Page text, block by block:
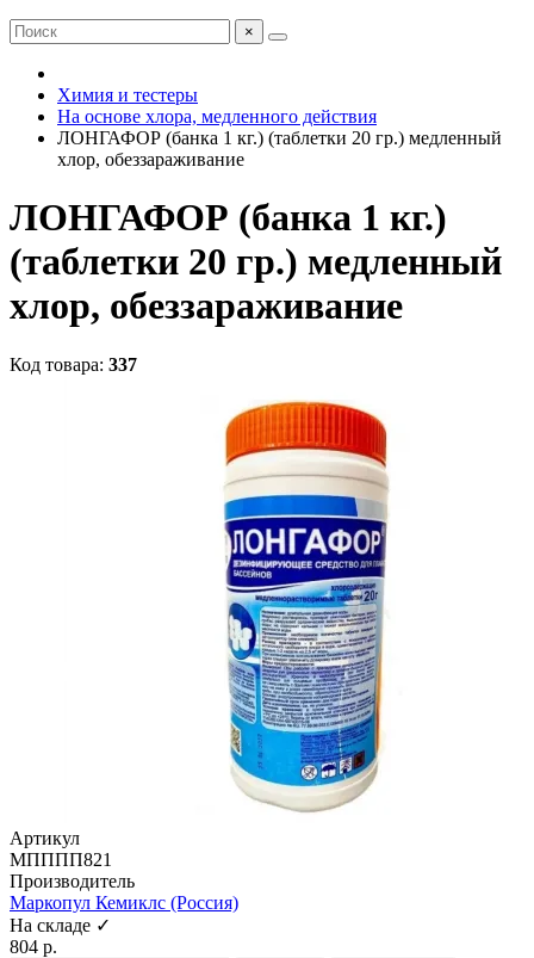
×
Химия и тестеры
На основе хлора, медленного действия
ЛОНГАФОР (банка 1 кг.) (таблетки 20 гр.) медленный
хлор, обеззараживание
ЛОНГАФОР (банка 1 кг.)
(таблетки 20 гр.) медленный
хлор, обеззараживание
Код товара: 337
Артикул
МПППП821
Производитель
Маркопул Кемиклс (Россия)
На складе ✓
804 р.